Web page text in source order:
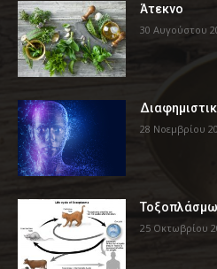
Άτεκνο
30 Αυγούστου
28 Νοεμβρίου
25 Οκτωβρίου